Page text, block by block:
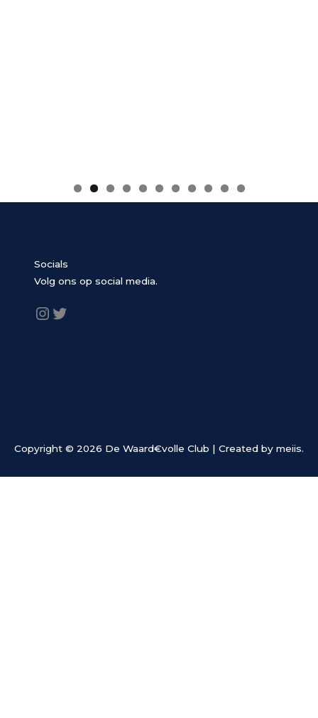
0 1
Socials
Volg ons op social media.
Instagram Twitter
Copyright © 2026 De Waard€volle Club | Created by meiis.